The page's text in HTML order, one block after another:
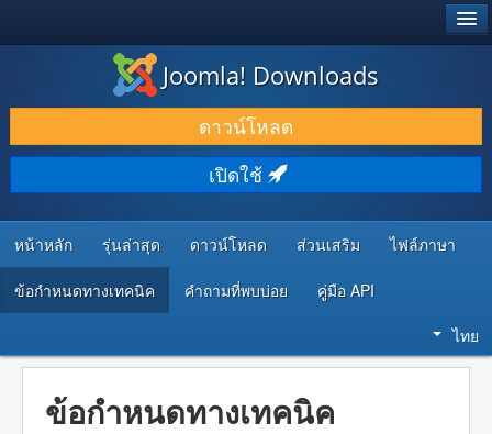
ดาวน์โหลด & ส่วนเสริม
ค้นคว้า & เรียนรู้
ชุมชน & สนับสนุน
ทรัพยากรสำหรับนักพัฒนา
Joomla! Downloads
ดาวน์โหลด
เปิดใช้
หน้าหลัก รุ่นล่าสุด ดาวน์โหลด ส่วนเสริม ไฟล์ภาษา
ข้อกำหนดทางเทคนิค คำถามที่พบบ่อย คู่มือ API
ไทย
ข้อกำหนดทางเทคนิค